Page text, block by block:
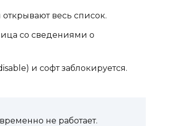
открывают весь список.
со сведениями о
и софт заблокируется.
временно не работает.